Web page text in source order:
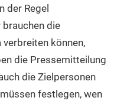
der Regel
die
können,
die Pressemitteilung
die Zielpersonen
festlegen, wen